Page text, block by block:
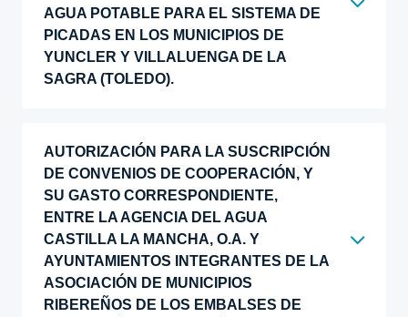
AGUA POTABLE PARA EL SISTEMA DE
PICADAS EN LOS MUNICIPIOS DE
YUNCLER Y VILLALUENGA DE LA
SAGRA (TOLEDO).
AUTORIZACIÓN PARA LA SUSCRIPCIÓN
DE CONVENIOS DE COOPERACIÓN, Y
SU GASTO CORRESPONDIENTE,
ENTRE LA AGENCIA DEL AGUA
CASTILLA LA MANCHA, O.A. Y
AYUNTAMIENTOS INTEGRANTES DE LA
ASOCIACIÓN DE MUNICIPIOS
RIBEREÑOS DE LOS EMBALSES DE